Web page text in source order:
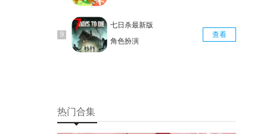
七日杀最新版
角色扮演
查看
热门合集